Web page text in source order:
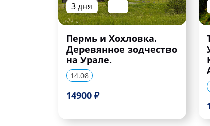
3 дня
Пермь и Хохловка.
Деревянное зодчество
на Урале.
14.08
14900 ₽